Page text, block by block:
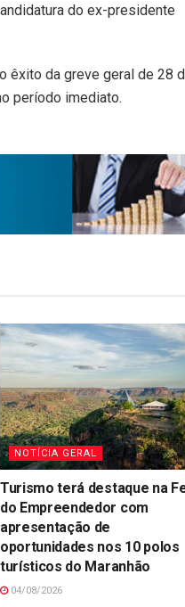
do ex-presidente
êxito da greve geral de 28
período imediato.
NOTÍCIA GERAL
Turismo terá destaque na
do Empreendedor com
apresentação de
oportunidades nos 10 polos
turísticos do Maranhão
04/08/2026